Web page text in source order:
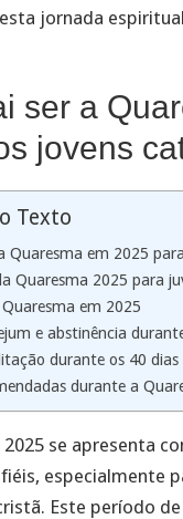
jornada
ser a
jovens
Texto
Quaresma em 2025
Quaresma 2025 para
em 2025
e abstinência
durante os 40 dias
durante a
2025 se apresenta
especialmente
Este período